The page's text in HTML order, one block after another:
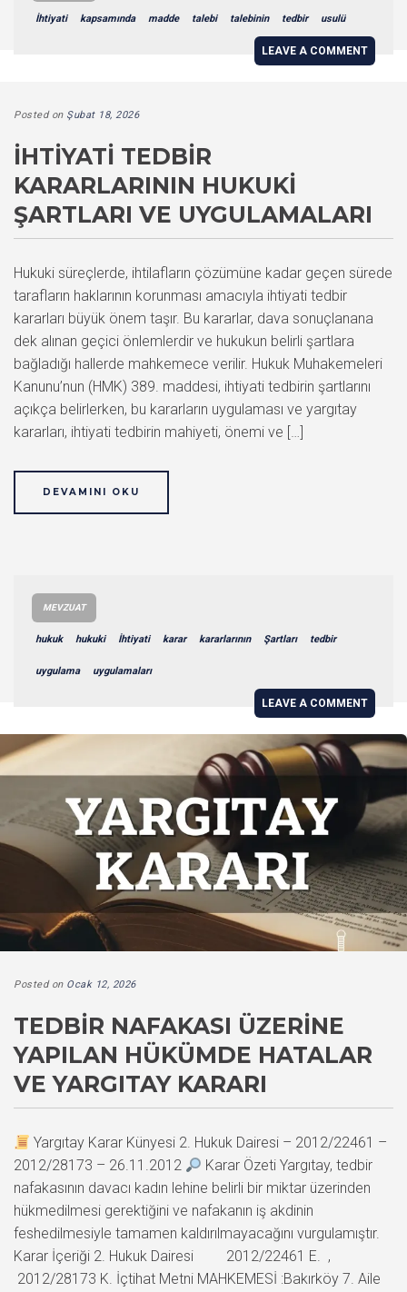
İhtiyati kapsamında madde talebi talebinin tedbir usulü
LEAVE A COMMENT
Posted on Şubat 18, 2026
İHTIYATI TEDBIR
KARARLARININ HUKUKI
ŞARTLARI VE UYGULAMALARI
Hukuki süreçlerde, ihtilafların çözümüne kadar geçen sürede
tarafların haklarının korunması amacıyla ihtiyati tedbir
kararları büyük önem taşır. Bu kararlar, dava sonuçlanana
dek alınan geçici önlemlerdir ve hukukun belirli şartlara
bağladığı hallerde mahkemece verilir. Hukuk Muhakemeleri
Kanunu’nun (HMK) 389. maddesi, ihtiyati tedbirin şartlarını
açıkça belirlerken, bu kararların uygulaması ve yargıtay
kararları, ihtiyati tedbirin mahiyeti, önemi ve […]
DEVAMINI OKU
MEVZUAT
hukuk hukuki İhtiyati karar kararlarının Şartları tedbir
uygulama uygulamaları
LEAVE A COMMENT
Posted on Ocak 12, 2026
TEDBIR NAFAKASI ÜZERINE
YAPILAN HÜKÜMDE HATALAR
VE YARGITAY KARARI
Yargıtay Karar Künyesi 2. Hukuk Dairesi – 2012/22461 –
2012/28173 – 26.11.2012
Karar Özeti Yargıtay, tedbir
nafakasının davacı kadın lehine belirli bir miktar üzerinden
hükmedilmesi gerektiğini ve nafakanın iş akdinin
feshedilmesiyle tamamen kaldırılmayacağını vurgulamıştır.
Karar İçeriği 2. Hukuk Dairesi 2012/22461 E. ,
2012/28173 K. İçtihat Metni MAHKEMESİ :Bakırköy 7. Aile